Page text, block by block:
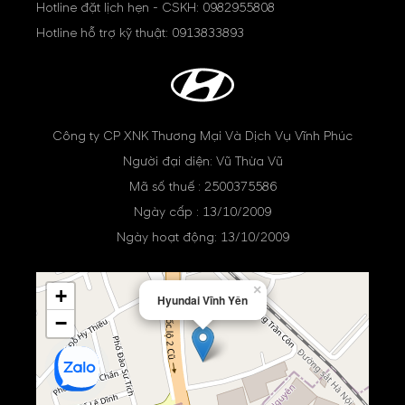
Hotline đặt lịch hẹn - CSKH: 0982955808
Hotline hỗ trợ kỹ thuật: 0913833893
Công ty CP XNK Thương Mại Và Dịch Vụ Vĩnh Phúc
Người đại diện: Vũ Thừa Vũ
Mã số thuế : 2500375586
Ngày cấp : 13/10/2009
Ngày hoạt động: 13/10/2009
Hyundai Vĩnh Yên
×
+
−